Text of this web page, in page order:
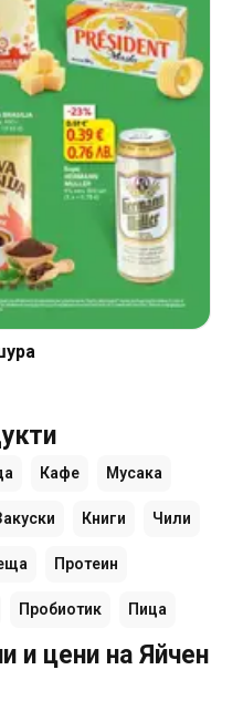
Кафе Мусака
Книги Чили
Протеин
Пробиотик Пица
и цени на Яйчен